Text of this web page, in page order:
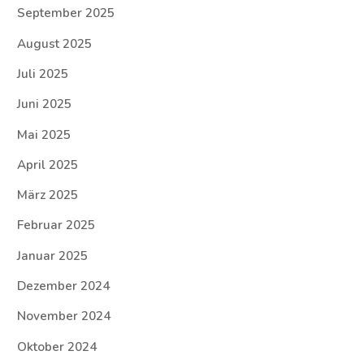
September 2025
August 2025
Juli 2025
Juni 2025
Mai 2025
April 2025
März 2025
Februar 2025
Januar 2025
Dezember 2024
November 2024
Oktober 2024